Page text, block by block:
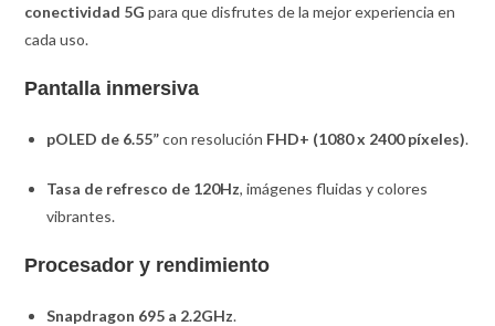
conectividad 5G para que disfrutes de la mejor experiencia en
cada uso.
Pantalla inmersiva
pOLED de 6.55”con resolución FHD+ (1080 x 2400 píxeles).
Tasa de refresco de 120Hz, imágenes fluidas y colores
vibrantes.
Procesador y rendimiento
Snapdragon 695 a 2.2GHz.